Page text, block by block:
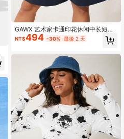
GAWX 艺术家卡通印花休闲中长短
裤，带口袋，夏季，适合夏季、假
日、度假、海滩、节日、伊比沙岛装
NT$494 -30% 最後 2 天